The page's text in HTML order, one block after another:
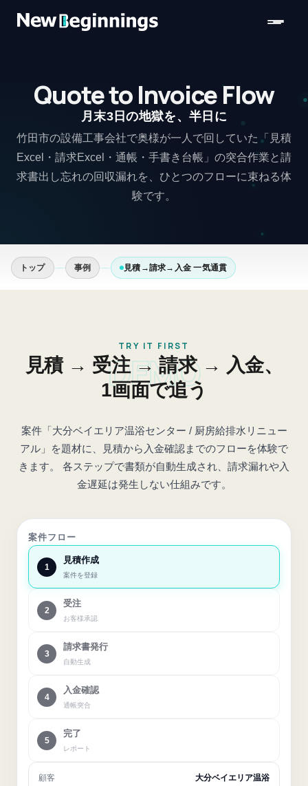
Quote to Invoice Flow
月末3日の地獄を、半日に
竹田市の設備工事会社で奥様が一人で回していた「見積
Excel・請求Excel・通帳・手書き台帳」の突合作業と請
求書出し忘れの回収漏れを、ひとつのフローに束ねる体
験です。
トップ 事例 見積→請求→入金 一気通貫
DEMO
TRY IT FIRST
見積 → 受注 → 請求 → 入金、
1画面で追う
案件「大分ベイエリア温浴センター / 厨房給排水リニュー
アル」を題材に、見積から入金確認までのフローを体験で
きます。 各ステップで書類が自動生成され、請求漏れや入
金遅延は発生しない仕組みです。
案件フロー
1
見積作成
案件を登録
2
受注
お客様承認
3
請求書発行
自動生成
4
入金確認
通帳突合
5
完了
レポート
顧客
大分ベイエリア温浴